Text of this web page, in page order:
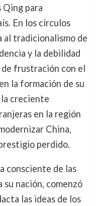
Qing para
En los círculos
al tradicionalismo de
y la debilidad
frustración con el
la formación de su
creciente
en la región
China,
perdido.
consciente de las
nación, comenzó
las ideas de los